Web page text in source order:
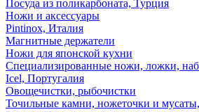
Посуда из поликарбоната, Турция
Ножи и аксессуары
Pintinox, Италия
Магнитные держатели
Ножи для японской кухни
Специализированные ножи, ложки,
Icel, Португалия
Овощечистки, рыбочистки
Точильные камни, ножеточки и